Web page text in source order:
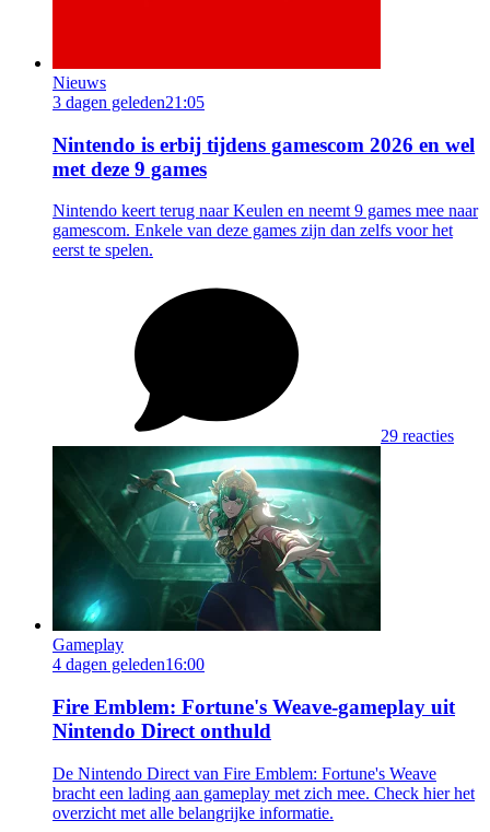
Nieuws
3 dagen geleden21:05
Nintendo is erbij tijdens gamescom 2026 en wel
met deze 9 games
Nintendo keert terug naar Keulen en neemt 9 games mee naar
gamescom. Enkele van deze games zijn dan zelfs voor het
eerst te spelen.
29 reacties
Gameplay
4 dagen geleden16:00
Fire Emblem: Fortune's Weave-gameplay uit
Nintendo Direct onthuld
De Nintendo Direct van Fire Emblem: Fortune's Weave
bracht een lading aan gameplay met zich mee. Check hier het
overzicht met alle belangrijke informatie.